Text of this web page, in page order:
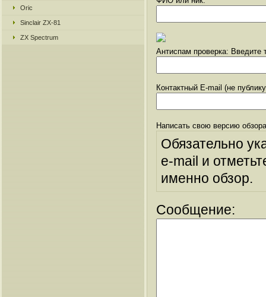
Oric
Sinclair ZX-81
ZX Spectrum
Антиспам проверка: Введите
Контактный E-mail (не
Написать свою версию
Обязательно
e-mail и
именно обзор.
Сообщение: